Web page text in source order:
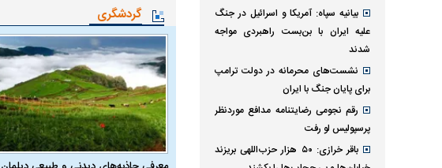
گردشگری
بیانیه سپاه: آمریکا و اسرائیل در جنگ
علیه ایران با بن‌بست راهبردی مواجه
شدند
نشست‌های محرمانه در دولت ترامپ
برای پایان جنگ با ایران
رقم نجومی رضایتنامه مدافع موردنظر
پرسپولیس لو رفت
باقر خرازی: ۵۰ هزار حزب‌اللهی بریزند